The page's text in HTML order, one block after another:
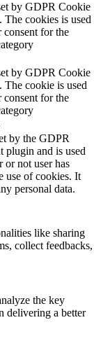
by GDPR Cookie
The cookies is used
consent for the
by GDPR Cookie
The cookie is used
consent for the
by the GDPR
plugin and is used
or not user has
use of cookies. It
personal data.
like sharing
collect feedbacks,
the key
delivering a better